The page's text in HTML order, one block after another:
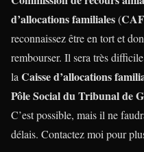
d’allocations familiales(CAF
reconnaissez être en tort et
rembourser. Il sera très
la Caisse d’allocations
Pôle Social du Tribunal de
C’est possible, mais il ne
délais. Contactez moi pour